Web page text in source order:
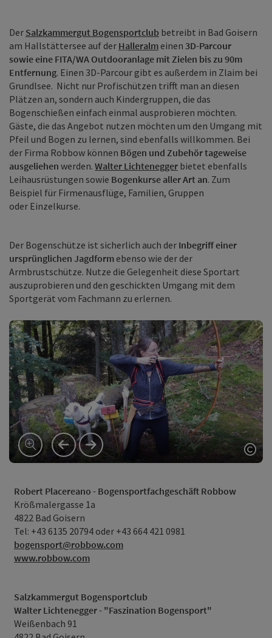
Der Salzkammergut Bogensportclub betreibt in Bad Goisern
am Hallstättersee auf der Halleralm einen 3D-Parcour
sowie eine FITA/WA Outdooranlage mit Zielen bis zu 90m
Entfernung. Einen 3D-Parcour gibt es außerdem in Zlaim bei
Grundlsee. Nicht nur Profischützen trifft man an diesen
Plätzen an, sondern auch Kindergruppen, die das
Bogenschießen einfach einmal ausprobieren möchten.
Gäste, die das Angebot nutzen möchten um den Umgang mit
Pfeil und Bogen zu lernen, sind ebenfalls willkommen. Bei
der Firma Robbow können Bögen und Zubehör tageweise
ausgeliehen werden. Walter Lichtenegger bietet ebenfalls
Leihausrüstungen sowie Bogenkurse aller Art an. Zum
Beispiel für Firmenausflüge, Familien, Gruppen
oder Einzelkurse.
Der Bogenschütze ist sicherlich auch der Inbegriff einer
ursprünglichen Jagdform ebenso wie der der
Armbrustschütze. Nutze die Gelegenheit diese Sportart
auszuprobieren und den geschickten Umgang mit dem
Sportgerät vom Fachmann zu erlernen.
vorheriges Element
nächstes Element
Robert Placereano - Bogensportfachgeschäft Robbow
Krößmalergasse 1a
4822 Bad Goisern
Tel: +43 6135 20794 oder +43 664 421 0981
bogensport@robbow.com
www.robbow.com
Salzkammergut Bogensportclub
Walter Lichtenegger - "Faszination Bogensport"
Weißenbach 91